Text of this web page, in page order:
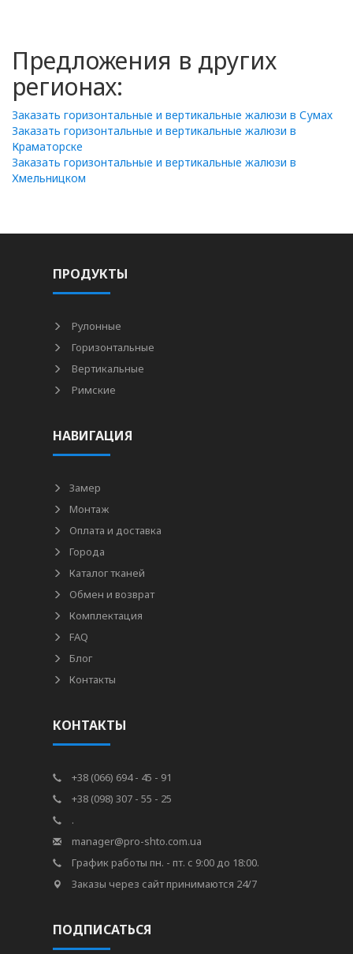
Предложения в других
регионах:
Заказать горизонтальные и вертикальные жалюзи в Сумах
Заказать горизонтальные и вертикальные жалюзи в
Краматорске
Заказать горизонтальные и вертикальные жалюзи в
Хмельницком
ПРОДУКТЫ
Рулонные
Горизонтальные
Вертикальные
Римские
НАВИГАЦИЯ
Замер
Монтаж
Оплата и доставка
Города
Каталог тканей
Обмен и возврат
Комплектация
FAQ
Блог
Контакты
КОНТАКТЫ
+38 (066) 694 - 45 - 91
+38 (098) 307 - 55 - 25
.
manager@pro-shto.com.ua
График работы пн. - пт. с 9:00 до 18:00.
Заказы через сайт принимаются 24/7
ПОДПИСАТЬСЯ